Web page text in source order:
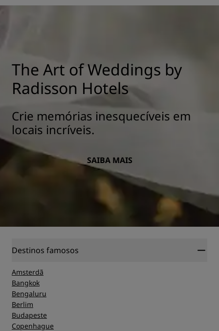
The Art of Weddings by
Radisson Hotels
Crie memórias inesquecíveis em
locais incríveis.
SAIBA MAIS
Destinos famosos
Amsterdã
Bangkok
Bengaluru
Berlim
Budapeste
Copenhague